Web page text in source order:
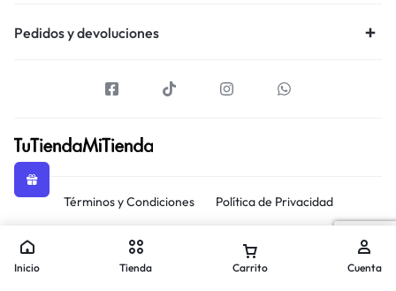
Pedidos y devoluciones
Términos y Condiciones Política de Privacidad
Copyright © 2026 TuTiendaMiTienda, Todos los derechos
Inicio Tienda Carrito Cuenta